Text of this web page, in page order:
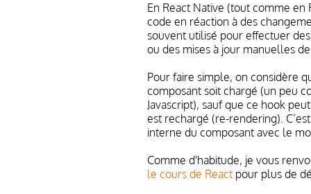
En React Native (tout comme
code en réaction à des
souvent utilisé pour effectuer
ou des mises à jour manuelles
Pour faire simple, on considère
composant soit chargé (un peu
Javascript), sauf que ce hook
est rechargé (re-rendering).
interne du composant avec le
Comme d'habitude, je vous
le cours de Reactpour plus de